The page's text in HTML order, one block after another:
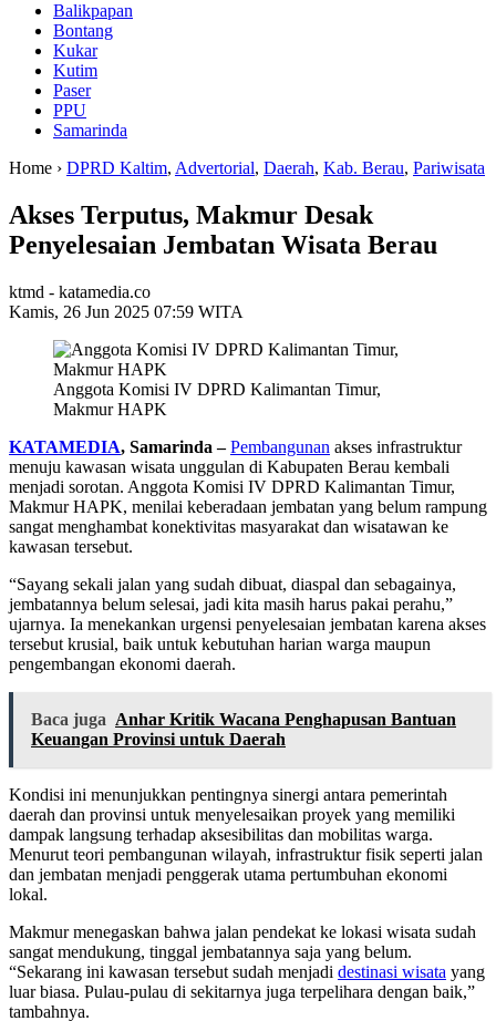
Balikpapan
Bontang
Kukar
Kutim
Paser
PPU
Samarinda
Home › DPRD Kaltim, Advertorial, Daerah, Kab. Berau, Pariwisata
Akses Terputus, Makmur Desak
Penyelesaian Jembatan Wisata Berau
ktmd - katamedia.co
Kamis, 26 Jun 2025 07:59 WITA
Anggota Komisi IV DPRD Kalimantan Timur,
Makmur HAPK
KATAMEDIA, Samarinda –Pembangunan akses infrastruktur
menuju kawasan wisata unggulan di Kabupaten Berau kembali
menjadi sorotan. Anggota Komisi IV DPRD Kalimantan Timur,
Makmur HAPK, menilai keberadaan jembatan yang belum rampung
sangat menghambat konektivitas masyarakat dan wisatawan ke
kawasan tersebut.
“Sayang sekali jalan yang sudah dibuat, diaspal dan sebagainya,
jembatannya belum selesai, jadi kita masih harus pakai perahu,”
ujarnya. Ia menekankan urgensi penyelesaian jembatan karena akses
tersebut krusial, baik untuk kebutuhan harian warga maupun
pengembangan ekonomi daerah.
Baca juga Anhar Kritik Wacana Penghapusan Bantuan
Keuangan Provinsi untuk Daerah
Kondisi ini menunjukkan pentingnya sinergi antara pemerintah
daerah dan provinsi untuk menyelesaikan proyek yang memiliki
dampak langsung terhadap aksesibilitas dan mobilitas warga.
Menurut teori pembangunan wilayah, infrastruktur fisik seperti jalan
dan jembatan menjadi penggerak utama pertumbuhan ekonomi
lokal.
Makmur menegaskan bahwa jalan pendekat ke lokasi wisata sudah
sangat mendukung, tinggal jembatannya saja yang belum.
“Sekarang ini kawasan tersebut sudah menjadi destinasi wisata yang
luar biasa. Pulau-pulau di sekitarnya juga terpelihara dengan baik,”
tambahnya.